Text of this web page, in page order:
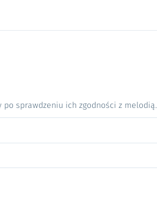
sprawdzeniu ich zgodności z melodią.